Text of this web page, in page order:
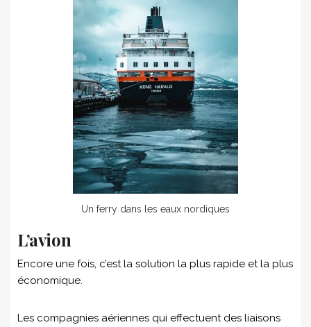
Un ferry dans les eaux nordiques
L’avion
Encore une fois, c’est la solution la plus rapide et la plus
économique.
Les compagnies aériennes qui effectuent des liaisons